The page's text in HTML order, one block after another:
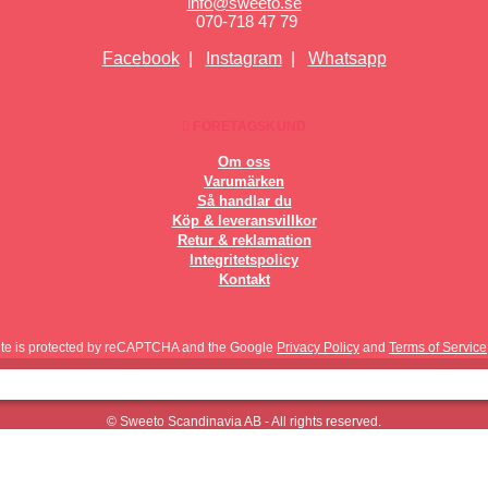
070-718 47 79
Facebook| Instagram| Whatsapp
Om oss
Varumärken
Så handlar du
Köp & leveransvillkor
Retur & reklamation
Integritetspolicy
Kontakt
is protected by reCAPTCHA and the Google Privacy Policy and Terms of Service
© Sweeto Scandinavia AB - All rights reserved.